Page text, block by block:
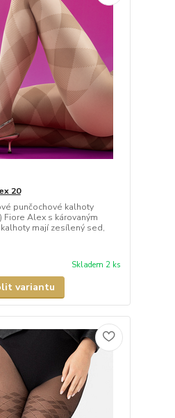
20
punčochové kalhoty
Fiore Alex s károvaným
mají zesílený sed,
Skladem 2 ks
variantu